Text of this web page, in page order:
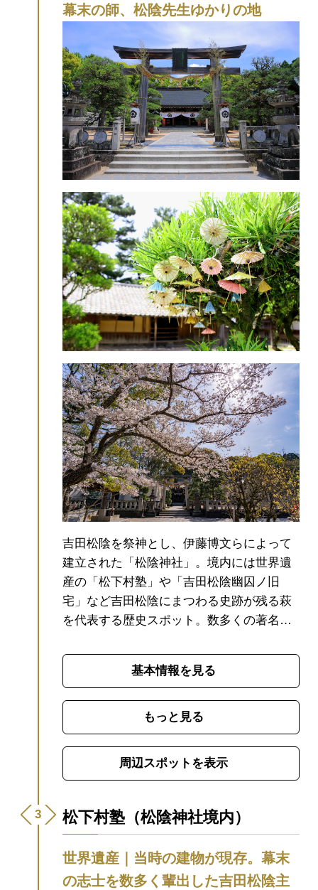
トを探して散策してみてください。【NHK
総合ブラタモリに登場】
2023年10月26日
(木)放映のブラタモリセレクション「萩 〜
萩はなぜ 世界遺産になった?〜」に、萩城
下町が登場！山口県出身の元卓球選手、石
川佳純さんが、山口県内を旅しました。萩
城下町にも訪れ、着物で町歩きを楽しみま
した。人力車で町を巡る姿が印象的！動画
はこちら
幕末の師、松陰先生ゆかりの地
吉田松陰を祭神とし、伊藤博文らによって
建立された「松陰神社」。境内には世界遺
産の「松下村塾」や「吉田松陰幽囚ノ旧
宅」など吉田松陰にまつわる史跡が残る萩
を代表する歴史スポット。 数多くの著名な
吉田松陰の生き方に感銘を受けた、多くの
幕末ファンが参拝に訪れています。
松陰先生の教訓入りおみくじ
や、和傘の形をした「傘みくじ」が人気
で、色とりどりの傘みくじが結ばれた木
は、フォトジェニックなスポットにもなっ
普段は上がることのできない松下村塾に特
別に上がり、宮司による特別講話を体験い
ただけます。（有料）
基本情報を見る
もっと見る
周辺スポットを表示
松下村塾（松陰神社境内）
世界遺産｜当時の建物が現存。幕末
の志士を数多く輩出した吉田松陰主